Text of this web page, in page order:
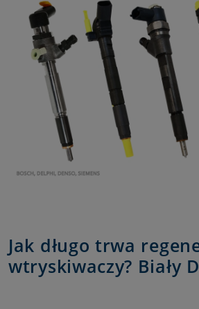
Jak długo trwa
wtryskiwaczy? Biały